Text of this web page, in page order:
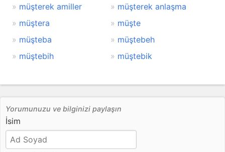
müşterek amiller
müşterek anlaşma
müştera
müşte
müşteba
müştebeh
müştebih
müştebik
Yorumunuzu ve bilginizi paylaşın
İsim